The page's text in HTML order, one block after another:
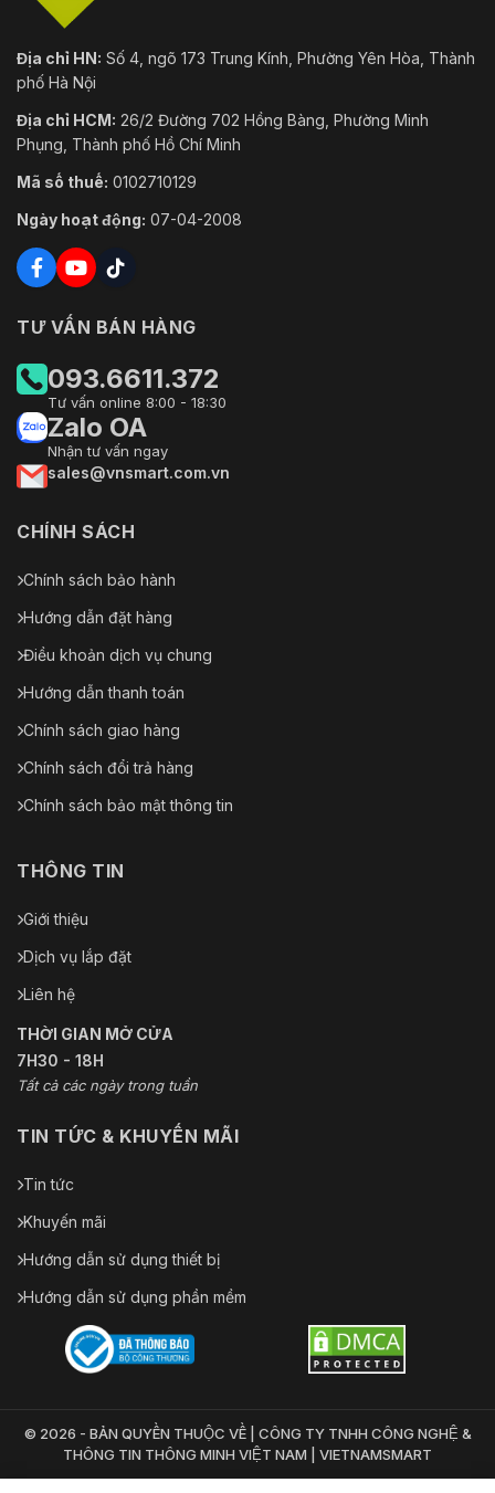
Địa chỉ HN: Số 4, ngõ 173 Trung Kính, Phường Yên Hòa, Thành
phố Hà Nội
Địa chỉ HCM: 26/2 Đường 702 Hồng Bàng, Phường Minh
Phụng, Thành phố Hồ Chí Minh
Mã số thuế: 0102710129
Ngày hoạt động: 07-04-2008
TƯ VẤN BÁN HÀNG
093.6611.372
Tư vấn online 8:00 - 18:30
Zalo OA
Nhận tư vấn ngay
sales@vnsmart.com.vn
CHÍNH SÁCH
Chính sách bảo hành
Hướng dẫn đặt hàng
Điều khoản dịch vụ chung
Hướng dẫn thanh toán
Chính sách giao hàng
Chính sách đổi trả hàng
Chính sách bảo mật thông tin
THÔNG TIN
Giới thiệu
Dịch vụ lắp đặt
Liên hệ
THỜI GIAN MỞ CỬA
7H30 - 18H
Tất cả các ngày trong tuần
TIN TỨC & KHUYẾN MÃI
Tin tức
Khuyến mãi
Hướng dẫn sử dụng thiết bị
Hướng dẫn sử dụng phần mềm
© 2026 - BẢN QUYỀN THUỘC VỀ | CÔNG TY TNHH CÔNG NGHỆ &
THÔNG TIN THÔNG MINH VIỆT NAM | VIETNAMSMART